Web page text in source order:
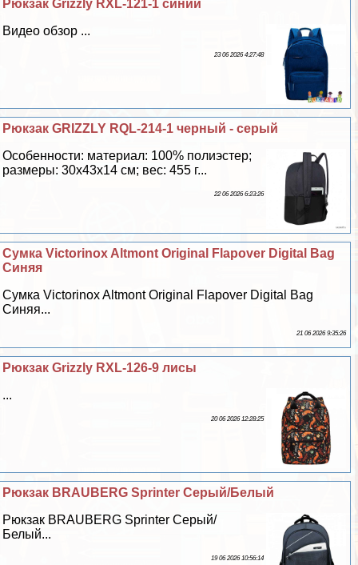
Рюкзак Grizzly RXL-121-1 синий
Видео обзор ...
23 06 2026 4:27:48
Рюкзак GRIZZLY RQL-214-1 черный - серый
Особенности: материал: 100% полиэстер;
размеры: 30х43х14 см; вес: 455 г...
22 06 2026 6:23:26
Сумка Victorinox Altmont Original Flapover Digital Bag
Синяя
Сумка Victorinox Altmont Original Flapover Digital Bag
Синяя...
21 06 2026 9:35:26
Рюкзак Grizzly RXL-126-9 лисы
...
20 06 2026 12:28:25
Рюкзак BRAUBERG Sprinter Серый/Белый
Рюкзак BRAUBERG Sprinter Серый/
Белый...
19 06 2026 10:56:14